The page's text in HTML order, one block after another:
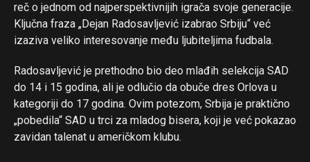
reč o jednom od najperspektivnijih igrača svoje generacije.
Ključna fraza „Dejan Radosavljević izabrao Srbiju“ već
izaziva veliko interesovanje među ljubiteljima fudbala.
Radosavljević je prethodno bio deo mlađih selekcija SAD
do 14 i 15 godina, ali je odlučio da obuče dres Orlova u
kategoriji do 17 godina. Ovim potezom, Srbija je praktično
„pobedila“ SAD u trci za mladog bisera, koji je već pokazao
zavidan talenat u američkom klubu.